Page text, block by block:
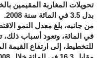
بدل 3.5 في المائة سنة 2008.
في المائة، وتعود أسباب ذلك،